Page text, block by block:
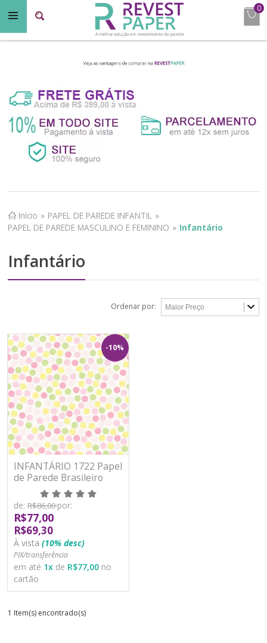
0
Início » PAPEL DE PAREDE INFANTIL »
PAPEL DE PAREDE MASCULINO E FEMININO » Infantário
Infantário
Ordenar por:
-10%
INFANTÁRIO 1722 Papel
de Parede Brasileiro
Vinílico - Lavável
de: R$86,00por:
R$77,00
R$69,30
À vista (10% desc)
PIX/transferência
em até 1x de R$77,00 no
cartão
1 Item(s) encontrado(s)